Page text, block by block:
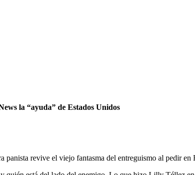
la “ayuda” de Estados Unidos
revive el viejo fantasma del entreguismo al pedir